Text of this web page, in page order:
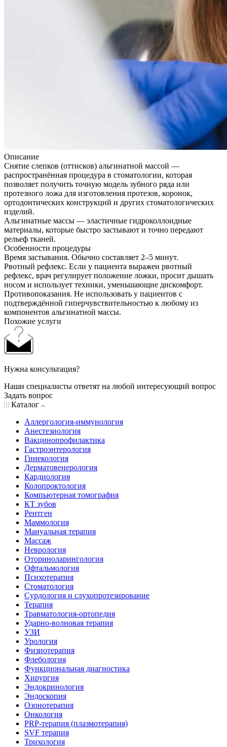
Описание
Снятие слепков (оттисков) альгинатной массой —
распространённая процедура в стоматологии, которая
позволяет получить точную модель зубного ряда или
протезного ложа для изготовления протезов, коронок,
ортодонтических конструкций и других стоматологических
изделий.
Альгинатные массы — эластичные гидроколлоидные
материалы, которые быстро застывают и точно передают
рельеф тканей.
Особенности процедуры
Время застывания. Обычно составляет 2–5 минут.
Рвотный рефлекс. Если у пациента выражен рвотный
рефлекс, врач регулирует положение ложки, просит дышать
носом и использует техники, уменьшающие дискомфорт.
Противопоказания. Не использовать у пациентов с
подтверждённой гиперчувствительностью к любому из
компонентов альгинатной массы.
Похожие услуги
Нужна консультация?
Наши специалисты ответят на любой интересующий вопрос
Задать вопрос
Каталог
Аллергология-иммунология
Анестезиология
Вакцинопрофилактика
Гастроэнтерология
Гинекология
Дерматовенерология
Кардиология
Колопроктология
Компьютерная томография
КТ зубов
Рентген
Маммология
Мануальная терапия
Массаж
Неврология
Оториноларингология
Офтальмология
Психотерапия
Стоматология
Сурдология и слухопротезирование
Терапия
Травматология-ортопедия
Ударно-волновая терапия
УЗИ
Урология
Физиотерапия
Флебология
Функциональная диагностика
Хирургия
Эндокринология
Эндоскопия
Озонотерапия
Онкология
PRP-терапия (плазмотерапия)
SVF терапия
Трихология